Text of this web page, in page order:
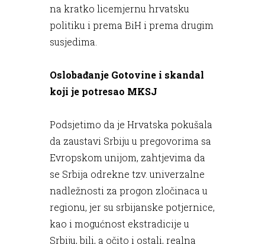
na kratko licemjernu hrvatsku
politiku i prema BiH i prema drugim
susjedima.
Oslobađanje Gotovine i skandal
koji je potresao MKSJ
Podsjetimo da je Hrvatska pokušala
da zaustavi Srbiju u pregovorima sa
Evropskom unijom, zahtjevima da
se Srbija odrekne tzv. univerzalne
nadležnosti za progon zločinaca u
regionu, jer su srbijanske potjernice,
kao i mogućnost ekstradicije u
Srbiju, bili, a očito i ostali, realna